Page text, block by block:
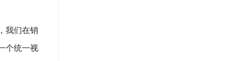
我们在销
个统一视